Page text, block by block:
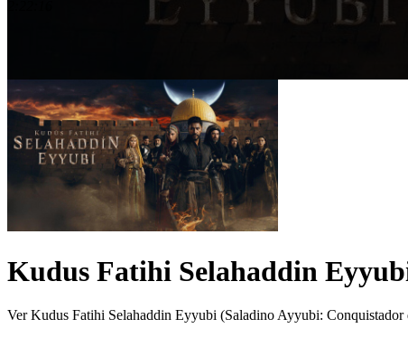
Kudus Fatihi Selahaddin
Ver Kudus Fatihi Selahaddin Eyyubi (Saladino Ayyubi: